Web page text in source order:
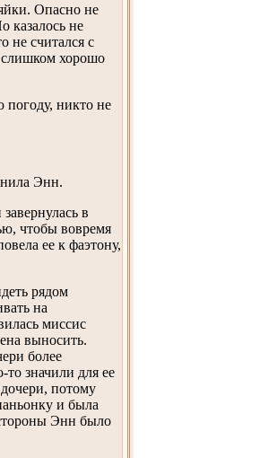
Опасно не
казалось не
не считался с
слишком хорошо
никто не
Энн.
в
чтобы вовремя
ее к фаэтону,
рядом
на
миссис
выносить.
более
значили для ее
потому
и была
Энн было